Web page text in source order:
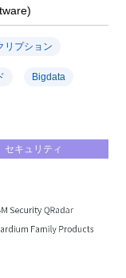
リプション
Bigdata
セキュリティ